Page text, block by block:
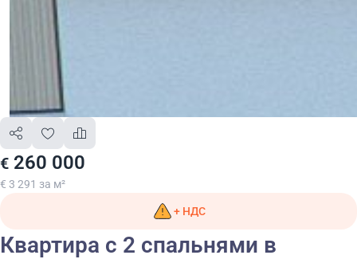
€ 260 000
€ 3 291 за м²
+ НДС
Квартира с 2 спальнями в